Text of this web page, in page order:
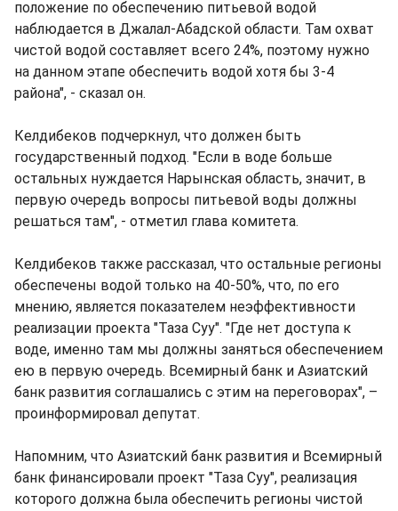
положение по обеспечению питьевой водой
наблюдается в Джалал-Абадской области. Там охват
чистой водой составляет всего 24%, поэтому нужно
на данном этапе обеспечить водой хотя бы 3-4
района", - сказал он.
Келдибеков подчеркнул, что должен быть
государственный подход. "Если в воде больше
остальных нуждается Нарынская область, значит, в
первую очередь вопросы питьевой воды должны
решаться там", - отметил глава комитета.
Келдибеков также рассказал, что остальные регионы
обеспечены водой только на 40-50%, что, по его
мнению, является показателем неэффективности
реализации проекта "Таза Суу". "Где нет доступа к
воде, именно там мы должны заняться обеспечением
ею в первую очередь. Всемирный банк и Азиатский
банк развития соглашались с этим на переговорах", –
проинформировал депутат.
Напомним, что Азиатский банк развития и Всемирный
банк финансировали проект "Таза Суу", реализация
которого должна была обеспечить регионы чистой